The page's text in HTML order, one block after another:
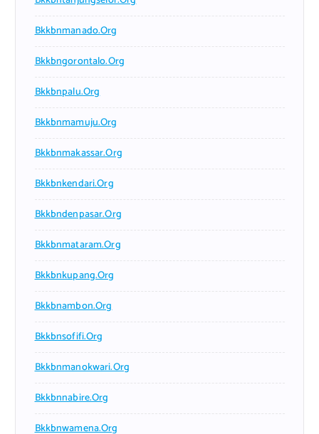
Bkkbnmanado.org
Bkkbngorontalo.org
Bkkbnpalu.org
Bkkbnmamuju.org
Bkkbnmakassar.org
Bkkbnkendari.org
Bkkbndenpasar.org
Bkkbnmataram.org
Bkkbnkupang.org
Bkkbnambon.org
Bkkbnsofifi.org
Bkkbnmanokwari.org
Bkkbnnabire.org
Bkkbnwamena.org